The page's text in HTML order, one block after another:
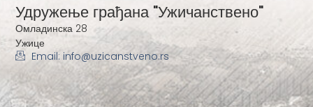
Удружење грађана "Ужичанствено"
Омладинска 28
Ужице
Email: info@uzicanstveno.rs